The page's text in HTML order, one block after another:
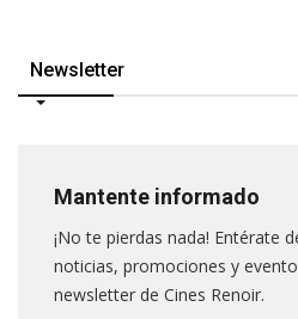
Newsletter
Mantente informado
¡No te pierdas nada! Entérate
noticias, promociones y
newsletter de Cines Renoir.